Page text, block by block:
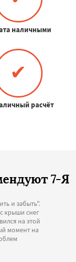
наличными
✔
расчёт
7-Я
и забыть".
крыши снег
на этой
момент на